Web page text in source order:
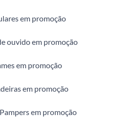
em promoção
ouvido em promoção
em promoção
em promoção
em promoção